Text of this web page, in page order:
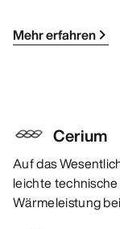
Mehr erfahren
Cerium
Auf das
leichte
Wärmeleistung